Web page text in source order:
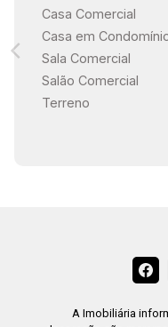
Casa Comercial
Casa em
Sala Comercial
Salão Comercial
Terreno
A Imobiliária